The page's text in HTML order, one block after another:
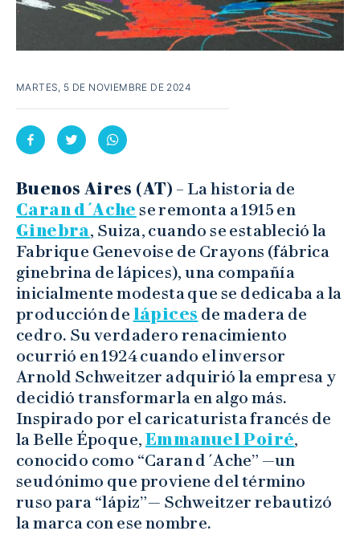
MARTES, 5 DE NOVIEMBRE DE 2024
Buenos Aires (AT) – La historia de
Caran d´Ache se remonta a 1915 en
Ginebra, Suiza, cuando se estableció la
Fabrique Genevoise de Crayons (fábrica
ginebrina de lápices), una compañía
inicialmente modesta que se dedicaba a la
producción de lápices de madera de
cedro. Su verdadero renacimiento
ocurrió en 1924 cuando el inversor
Arnold Schweitzer adquirió la empresa y
decidió transformarla en algo más.
Inspirado por el caricaturista francés de
la Belle Époque, Emmanuel Poiré,
conocido como “Caran d´Ache” —un
seudónimo que proviene del término
ruso para “lápiz”— Schweitzer rebautizó
la marca con ese nombre.